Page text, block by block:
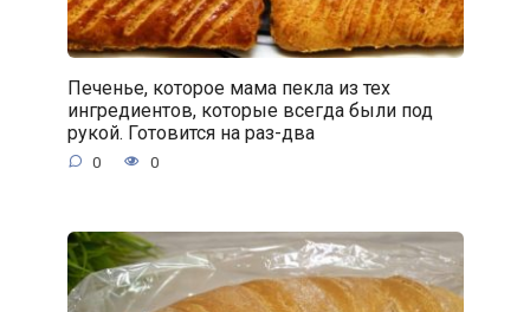
Печенье, которое мама пекла из тех
ингредиентов, которые всегда были под
рукой. Готовится на раз-два
0 0